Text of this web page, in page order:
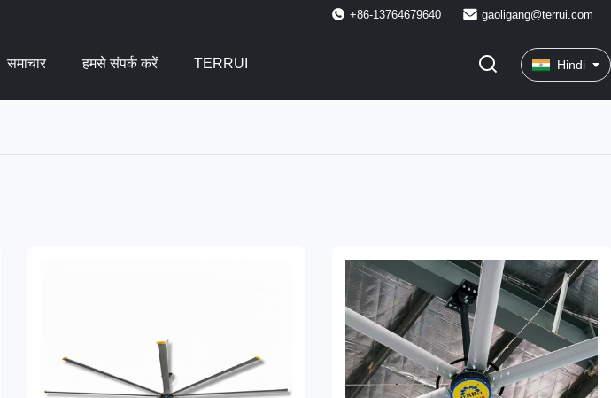
+86-13764679640 gaoligang@terrui.com
समाचार हमसे संपर्क करें TERRUI Hindi